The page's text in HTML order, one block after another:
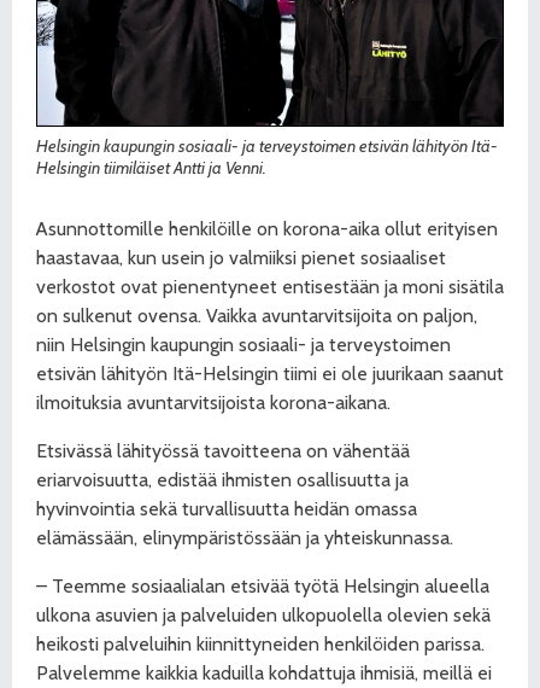
Helsingin kaupungin sosiaali- ja terveystoimen etsivän lähityön Itä-
Helsingin tiimiläiset Antti ja Venni.
Asunnottomille henkilöille on korona-aika ollut erityisen
haastavaa, kun usein jo valmiiksi pienet sosiaaliset
verkostot ovat pienentyneet entisestään ja moni sisätila
on sulkenut ovensa. Vaikka avuntarvitsijoita on paljon,
niin Helsingin kaupungin sosiaali- ja terveystoimen
etsivän lähityön Itä-Helsingin tiimi ei ole juurikaan saanut
ilmoituksia avuntarvitsijoista korona-aikana.
Etsivässä lähityössä tavoitteena on vähentää
eriarvoisuutta, edistää ihmisten osallisuutta ja
hyvinvointia sekä turvallisuutta heidän omassa
elämässään, elinympäristössään ja yhteiskunnassa.
– Teemme sosiaalialan etsivää työtä Helsingin alueella
ulkona asuvien ja palveluiden ulkopuolella olevien sekä
heikosti palveluihin kiinnittyneiden henkilöiden parissa.
Palvelemme kaikkia kaduilla kohdattuja ihmisiä, meillä ei